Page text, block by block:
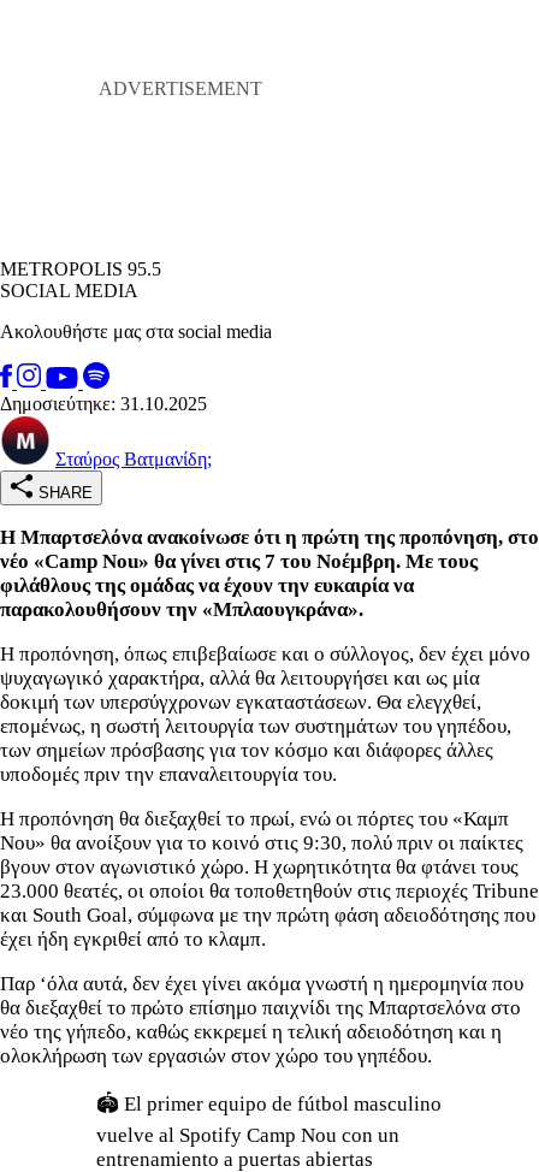
METROPOLIS 95.5
SOCIAL MEDIA
Ακολουθήστε μας στα social media
Δημοσιεύτηκε: 31.10.2025
Σταύρος Βατμανίδη;
SHARE
Η Μπαρτσελόναανακοίνωσε ότι η πρώτη της προπόνηση, στο
νέο «Camp Nou» θα γίνει στις 7 του Νοέμβρη. Με τους
φιλάθλους της ομάδας να έχουν την ευκαιρία να
παρακολουθήσουν την «Μπλαουγκράνα».
Η προπόνηση, όπως επιβεβαίωσε και ο σύλλογος, δεν έχει μόνο
ψυχαγωγικό χαρακτήρα, αλλά θα λειτουργήσει και ως μία
δοκιμή των υπερσύγχρονων εγκαταστάσεων. Θα ελεγχθεί,
επομένως, η σωστή λειτουργία των συστημάτων του γηπέδου,
των σημείων πρόσβασης για τον κόσμο και διάφορες άλλες
υποδομές πριν την επαναλειτουργία του.
Η προπόνηση θα διεξαχθεί το πρωί, ενώ οι πόρτες του «Καμπ
Νου» θα ανοίξουν για το κοινό στις 9:30, πολύ πριν οι παίκτες
βγουν στον αγωνιστικό χώρο. Η χωρητικότητα θα φτάνει τους
23.000 θεατές, οι οποίοι θα τοποθετηθούν στις περιοχές Tribune
και South Goal, σύμφωνα με την πρώτη φάση αδειοδότησης που
έχει ήδη εγκριθεί από το κλαμπ.
Παρ ‘όλα αυτά, δεν έχει γίνει ακόμα γνωστή η ημερομηνία που
θα διεξαχθεί το πρώτο επίσημο παιχνίδι της Μπαρτσελόνα στο
νέο της γήπεδο, καθώς εκκρεμεί η τελική αδειοδότηση και η
ολοκλήρωση των εργασιών στον χώρο του γηπέδου.
🏟️ El primer equipo de fútbol masculino
vuelve al Spotify Camp Nou con un
entrenamiento a puertas abiertas